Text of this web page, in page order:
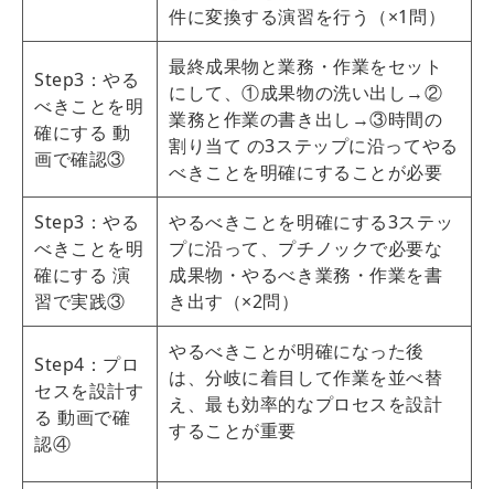
件に変換する演習を行う（×1問）
Step3：やる
べきことを明
確にする 動
画で確認③
最終成果物と業務・作業をセット
にして、①成果物の洗い出し→②
業務と作業の書き出し→③時間の
割り当て の3ステップに沿ってやる
べきことを明確にすることが必要
Step3：やる
べきことを明
確にする 演
習で実践③
やるべきことを明確にする3ステッ
プに沿って、プチノックで必要な
成果物・やるべき業務・作業を書
き出す（×2問）
Step4：プロ
セスを設計す
る 動画で確
認④
やるべきことが明確になった後
は、分岐に着目して作業を並べ替
え、最も効率的なプロセスを設計
することが重要